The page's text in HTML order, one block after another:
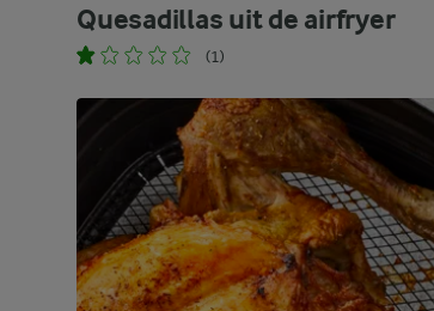
Quesadillas uit de airfryer
(1)